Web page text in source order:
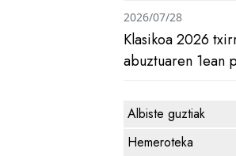
Klasikoa 2026
abuztuaren 1ean
2026/07/28
Albiste guztiak
Hemeroteka